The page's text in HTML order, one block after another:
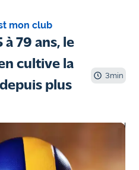
mon club
79 ans, le
cultive la
plus
3min